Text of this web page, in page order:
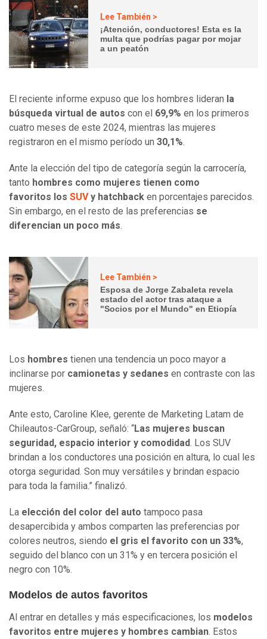
Lee También >
¡Atención, conductores! Esta es la
multa que podrías pagar por mojar
a un peatón
El reciente informe expuso que los hombres lideran la
búsqueda virtual de autos con el 69,9% en los primeros
cuatro meses de este 2024, mientras las mujeres
registraron en el mismo período un 30,1%.
Ante la elección del tipo de categoría según la carrocería,
tanto hombres como mujeres tienen como
favoritos los SUVy hatchback en porcentajes parecidos.
Sin embargo, en el resto de las preferencias se
diferencian un poco más.
Lee También >
Esposa de Jorge Zabaleta revela
estado del actor tras ataque a
"Socios por el Mundo" en Etiopía
Los hombres tienen una tendencia un poco mayor a
inclinarse por camionetas y sedanes en contraste con las
mujeres.
Ante esto, Caroline Klee, gerente de Marketing Latam de
Chileautos-CarGroup, señaló: “Las mujeres buscan
seguridad, espacio interior y comodidad. Los SUV
brindan a los conductores una posición en altura, lo cual les
otorga seguridad. Son muy versátiles y brindan espacio
para toda la familia.” finalizó.
La elección del color del auto tampoco pasa
desapercibida y ambos comparten las preferencias por
colores neutros, siendo el gris el favorito con un 33%,
seguido del blanco con un 31% y en tercera posición el
negro con 10%.
Modelos de autos favoritos
Al entrar en detalles y más especificaciones, los modelos
favoritos entre mujeres y hombres cambian. Estos